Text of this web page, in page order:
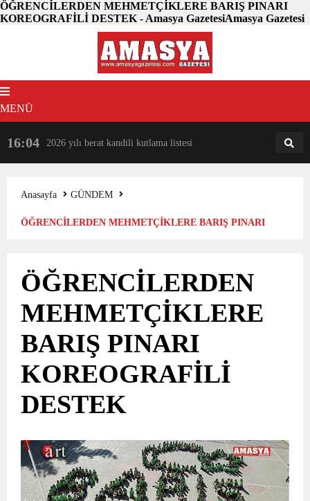
ÖĞRENCİLERDEN MEHMETÇİKLERE BARIŞ PINARI
KOREOGRAFİLİ DESTEK - Amasya GazetesiAmasya Gazetesi
MENÜ
16:04 2026 yılı berat kandili kutlama listesi 18:31
Anasayfa
GÜNDEM
ÖĞRENCİLERDEN MEHMETÇİKLERE BARIŞ PINARI
ÖĞRENCİLERDEN
MEHMETÇİKLERE
BARIŞ PINARI
KOREOGRAFİLİ
DESTEK